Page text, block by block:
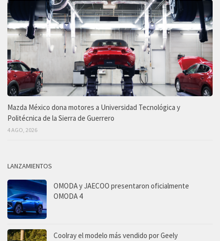
Mazda México dona motores a Universidad Tecnológica y
Politécnica de la Sierra de Guerrero
4 AGO, 2026
LANZAMIENTOS
OMODA y JAECOO presentaron oficialmente
OMODA 4
Coolray el modelo más vendido por Geely